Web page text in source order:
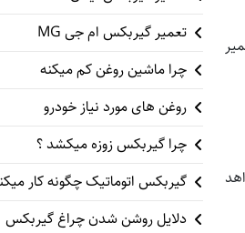
تعمیر گیربکس ام جی MG
چرا ماشین روغن کم میکنه
روغن های مورد نیاز خودرو
چرا گیربکس زوزه میکشد ؟
گیربکس اتوماتیک چگونه کار
دلایل روشن شدن چراغ گیربکس